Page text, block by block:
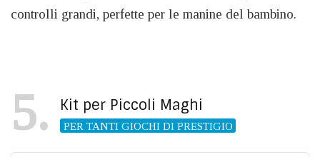
controlli grandi, perfette per le manine del bambino.
5 Kit per Piccoli Maghi
PER TANTI GIOCHI DI PRESTIGIO